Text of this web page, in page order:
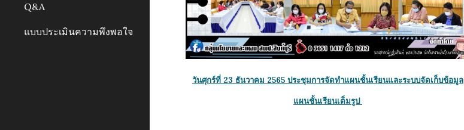
Q&A
แบบประเมินความพึงพอใจ
วันศุกร์ที่ 23 ธันวาคม 2565 ประชุมการจัดทำแผนชั้นเรียนและระบบจัดเก็บข้อมูล
แผนชั้นเรียนเต็มรูป